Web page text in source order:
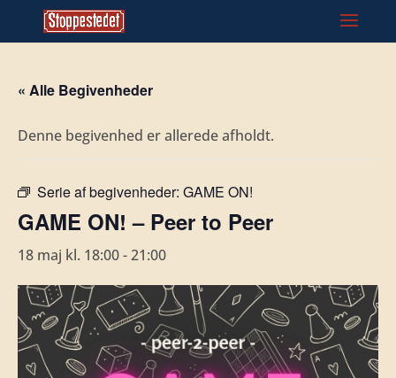
« Alle Begivenheder
Denne begivenhed er allerede afholdt.
Serie af begivenheder: GAME ON!
GAME ON! – Peer to Peer
18 maj kl. 18:00-21:00